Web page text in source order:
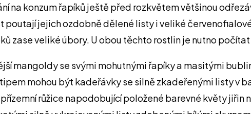
na konzum řapíků ještě před rozkvětem většinou
jejich ozdobně dělené listy i veliké
zase veliké úbory. U obou těchto rostlin je nutno
mangoldy se svými mohutnými řapíky a masitými
mohou být kadeřávky se silně zkadeřenými listy v
růžice napodobující položené barevné květy